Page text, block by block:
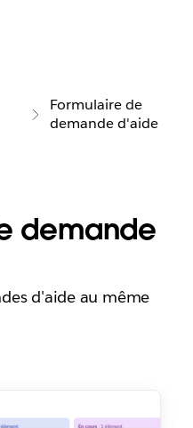
Formulaire de
demande d'aide
demande
d'aide au même